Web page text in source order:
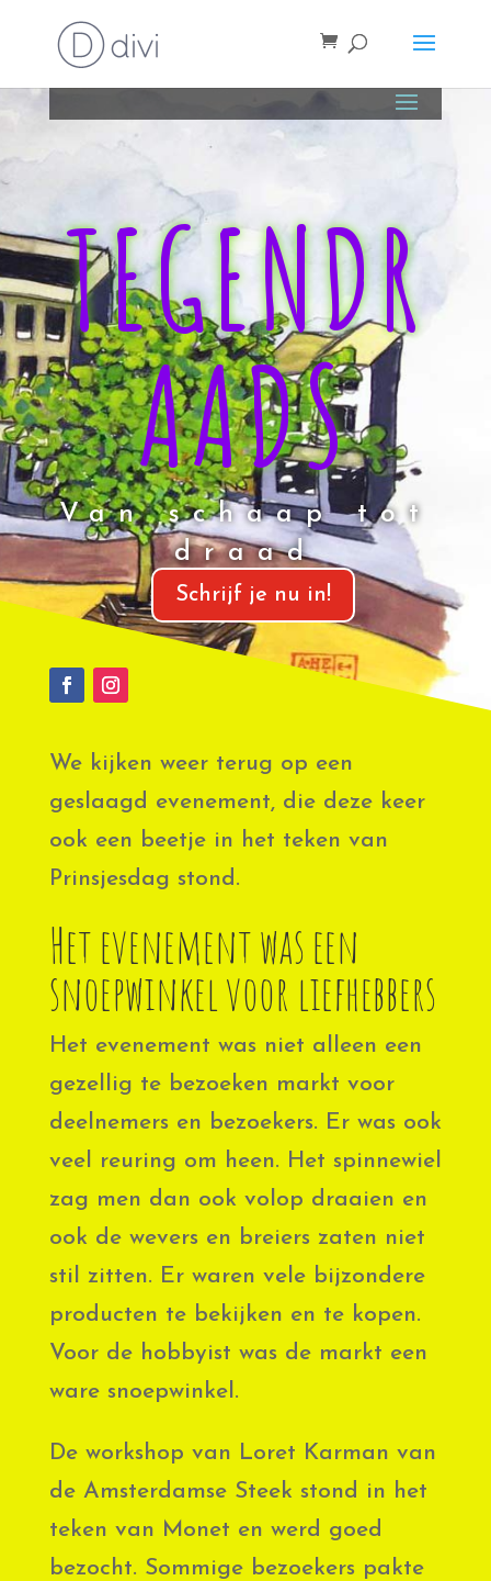
TEGENDR
AADS
Van schaap tot
draad
Schrijf je nu in!
We kijken weer terug op een
geslaagd evenement, die deze keer
ook een beetje in het teken van
Prinsjesdag stond.
Het evenement was een
snoepwinkel voor liefhebbers
Het evenement was niet alleen een
gezellig te bezoeken markt voor
deelnemers en bezoekers. Er was ook
veel reuring om heen. Het spinnewiel
zag men dan ook volop draaien en
ook de wevers en breiers zaten niet
stil zitten. Er waren vele bijzondere
producten te bekijken en te kopen.
Voor de hobbyist was de markt een
ware snoepwinkel.
De workshop van Loret Karman van
de Amsterdamse Steek stond in het
teken van Monet en werd goed
bezocht. Sommige bezoekers pakte